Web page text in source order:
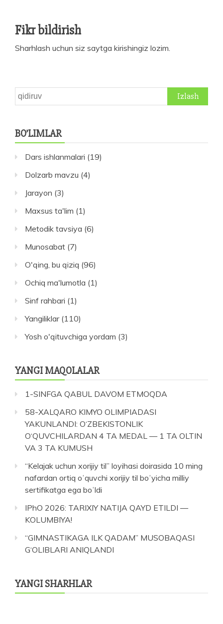
Fikr bildirish
Sharhlash uchun siz saytga kirishingiz lozim.
Qidirshish:
BO’LIMLAR
Dars ishlanmalari (19)
Dolzarb mavzu (4)
Jarayon (3)
Maxsus ta'lim (1)
Metodik tavsiya (6)
Munosabat (7)
O'qing, bu qiziq (96)
Ochiq ma'lumotla (1)
Sinf rahbari (1)
Yangiliklar(110)
Yosh o'qituvchiga yordam (3)
YANGI MAQOLALAR
1-SINFGA QABUL DAVOM ETMOQDA
58-XALQARO KIMYO OLIMPIADASI
YAKUNLANDI: O‘ZBEKISTONLIK
O‘QUVCHILARDAN 4 TA MEDAL — 1 TA OLTIN
VA 3 TA KUMUSH
“Kelajak uchun xorijiy til” loyihasi doirasida 10 ming
nafardan ortiq oʻquvchi xorijiy til boʻyicha milliy
sertifikatga ega boʻldi
IPhO 2026: TARIXIY NATIJA QAYD ETILDI —
KOLUMBIYA!
“GIMNASTIKAGA ILK QADAM” MUSOBAQASI
G‘OLIBLARI ANIQLANDI
YANGI SHARHLAR